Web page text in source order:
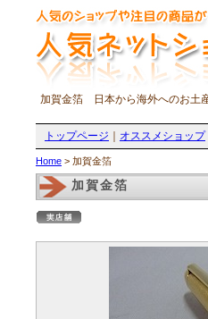
加賀金箔 日本から海外へのお土
トップページ オススメショップ
Home > 加賀金箔
加賀金箔